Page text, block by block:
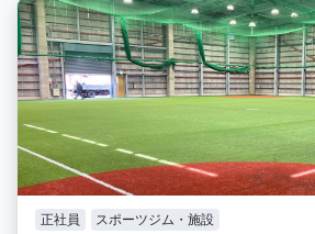
正社員 スポーツジム・施設